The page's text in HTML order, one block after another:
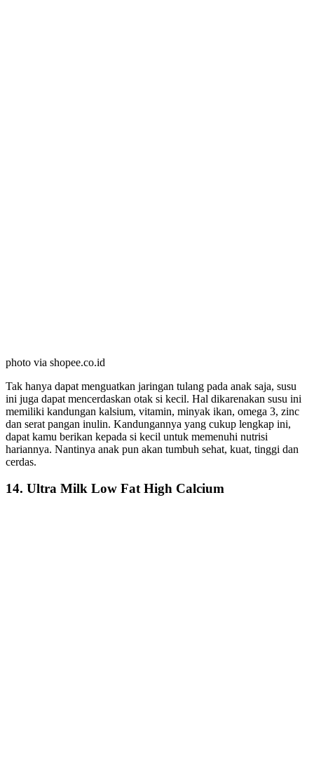
photo via shopee.co.id
Tak hanya dapat menguatkan jaringan tulang pada anak saja, susu
ini juga dapat mencerdaskan otak si kecil. Hal dikarenakan susu ini
memiliki kandungan kalsium, vitamin, minyak ikan, omega 3, zinc
dan serat pangan inulin. Kandungannya yang cukup lengkap ini,
dapat kamu berikan kepada si kecil untuk memenuhi nutrisi
hariannya. Nantinya anak pun akan tumbuh sehat, kuat, tinggi dan
cerdas.
14. Ultra Milk Low Fat High Calcium